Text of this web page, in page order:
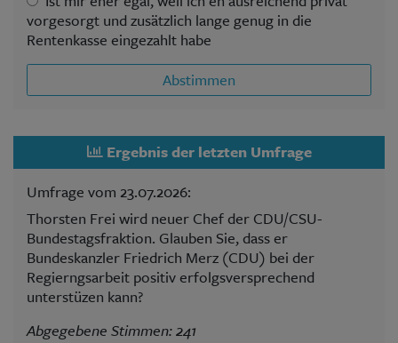
vorgesorgt und zusätzlich lange genug in die
Rentenkasse eingezahlt habe
Abstimmen
Ergebnis der letzten Umfrage
Umfrage vom 23.07.2026:
Thorsten Frei wird neuer Chef der CDU/CSU-
Bundestagsfraktion. Glauben Sie, dass er
Bundeskanzler Friedrich Merz (CDU) bei der
Regierngsarbeit positiv erfolgsversprechend
unterstüzen kann?
Abgegebene Stimmen: 241